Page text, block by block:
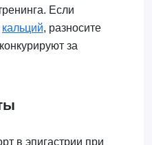
Если
кальций, разносите
за
в эпигастрии при